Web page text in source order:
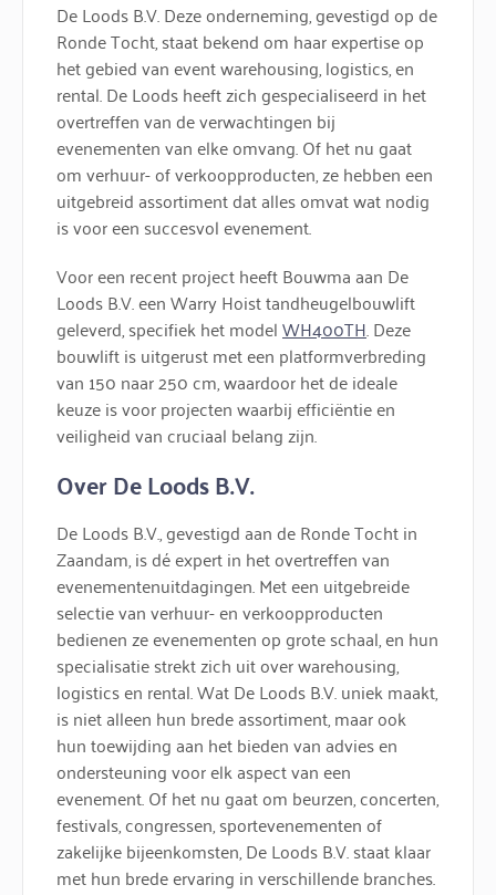
De Loods B.V. Deze onderneming, gevestigd op de
Ronde Tocht, staat bekend om haar expertise op
het gebied van event warehousing, logistics, en
rental. De Loods heeft zich gespecialiseerd in het
overtreffen van de verwachtingen bij
evenementen van elke omvang. Of het nu gaat
om verhuur- of verkoopproducten, ze hebben een
uitgebreid assortiment dat alles omvat wat nodig
is voor een succesvol evenement.
Voor een recent project heeft Bouwma aan De
Loods B.V. een Warry Hoist tandheugelbouwlift
geleverd, specifiek het modelWH400TH. Deze
bouwlift is uitgerust met een platformverbreding
van 150 naar 250 cm, waardoor het de ideale
keuze is voor projecten waarbij efficiëntie en
veiligheid van cruciaal belang zijn.
Over De Loods B.V.
De Loods B.V., gevestigd aan de Ronde Tocht in
Zaandam, is dé expert in het overtreffen van
evenementenuitdagingen. Met een uitgebreide
selectie van verhuur- en verkoopproducten
bedienen ze evenementen op grote schaal, en hun
specialisatie strekt zich uit over warehousing,
logistics en rental. Wat De Loods B.V. uniek maakt,
is niet alleen hun brede assortiment, maar ook
hun toewijding aan het bieden van advies en
ondersteuning voor elk aspect van een
evenement. Of het nu gaat om beurzen, concerten,
festivals, congressen, sportevenementen of
zakelijke bijeenkomsten, De Loods B.V. staat klaar
met hun brede ervaring in verschillende branches.